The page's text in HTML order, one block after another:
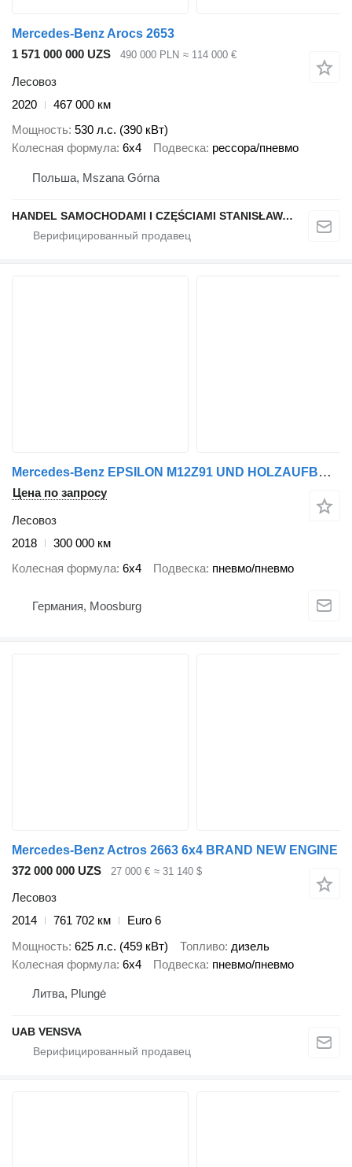
Mercedes-Benz Arocs 2653
1 571 000 000 UZS
490 000 PLN ≈ 114 000 €
Лесовоз
2020
467 000 км
Мощность 530 л.с. (390 кВт)
Колесная формула 6x4 Подвеска рессора/пневмо
Польша, Mszana Górna
HANDEL SAMOCHODAMI I CZĘŚCIAMI STANISŁAWA RAPACZ
Mercedes-Benz EPSILON M12Z91 UND HOLZAUFBAU ZU VERKAUFEN
Цена по запросу
Лесовоз
2018
300 000 км
Колесная формула 6x4 Подвеска пневмо/пневмо
Германия, Moosburg
Mercedes-Benz Actros 2663 6x4 BRAND NEW ENGINE
372 000 000 UZS
27 000 € ≈ 31 140 $
Лесовоз
2014
761 702 км
Euro 6
Мощность 625 л.с. (459 кВт) Топливо дизель
Колесная формула 6x4 Подвеска пневмо/пневмо
Литва, Plungė
UAB VENSVA